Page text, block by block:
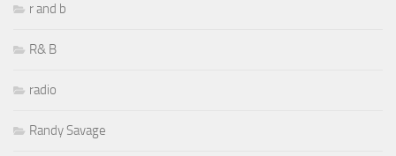
r and b
R& B
radio
Randy Savage